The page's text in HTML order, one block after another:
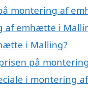
montering af
af emhætte i
i Malling?
på
i montering